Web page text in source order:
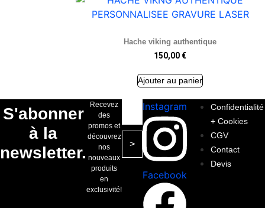
Hache viking authentique
150,00 €
Ajouter au panier
S'abonner
à la
newsletter.
Recevez
des
promos et
découvrez
nos
nouveaux
produits
en
exclusivité!
>
Instagram
Facebook
Confidentialité
+ Cookies
CGV
Contact
Devis